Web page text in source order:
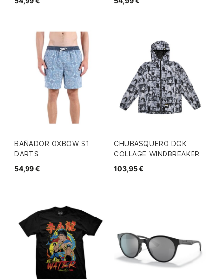
BAÑADOR OXBOW S1
DARTS
54,99 €
CHUBASQUERO DGK
COLLAGE WINDBREAKER
103,95 €